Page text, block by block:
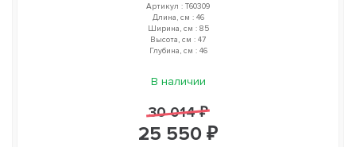
Артикул : T60309
Длина, см : 46
Ширина, см : 85
Высота, см : 47
Глубина, см : 46
В наличии
30 014 ₽
25 550 ₽